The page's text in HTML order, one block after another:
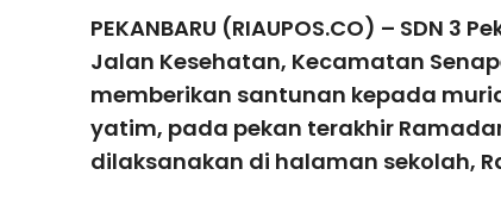
PEKANBARU (RIAUPOS.CO) – SDN
Jalan Kesehatan, Kecamatan
memberikan santunan kepada
yatim, pada pekan terakhir
dilaksanakan di halaman sekolah,